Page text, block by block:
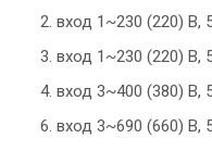
2. вход 1~230 (220) В,
3. вход 1~230 (220) В,
4. вход 3~400 (380) В,
6. вход 3~690 (660) В,